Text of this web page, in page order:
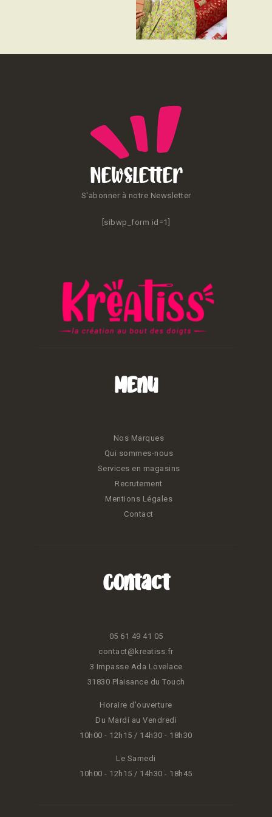
Newsletter
S'abonner à notre Newsletter
[sibwp_form id=1]
Menu
Nos Marques
Qui sommes-nous
Services en magasins
Recrutement
Mentions Légales
Contact
Contact
05 61 49 41 05
contact@kreatiss.fr
3 Impasse Ada Lovelace
31830 Plaisance du Touch
Horaire d'ouverture
Du Mardi au Vendredi
10h00 - 12h15 / 14h30 - 18h30
Le Samedi
10h00 - 12h15 / 14h30 - 18h45